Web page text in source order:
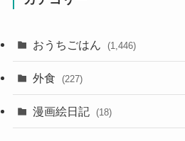
おうちごはん (1,446)
外食 (227)
漫画絵日記 (18)